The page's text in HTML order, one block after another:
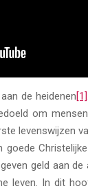
de heidenen[1]
om
levenswijzen
geld aan
leven. In dit